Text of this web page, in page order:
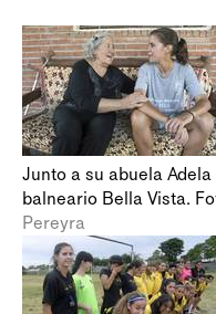
Junto a su abuela
balneario Bella Vista.
Pereyra